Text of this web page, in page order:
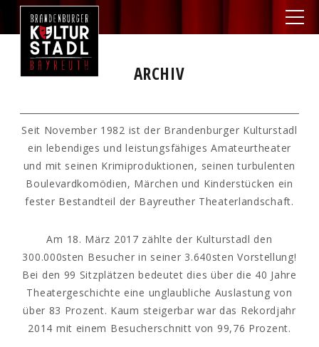
ARCHIV
Seit November 1982 ist der Brandenburger Kulturstadl
ein lebendiges und leistungsfähiges Amateurtheater
und mit seinen Krimiproduktionen, seinen turbulenten
Boulevardkomödien, Märchen und Kinderstücken ein
fester Bestandteil der Bayreuther Theaterlandschaft.
Am 18. März 2017 zählte der Kulturstadl den
300.000sten Besucher in seiner 3.640sten Vorstellung!
Bei den 99 Sitzplätzen bedeutet dies über die 40 Jahre
Theatergeschichte eine unglaubliche Auslastung von
über 83 Prozent. Kaum steigerbar war das Rekordjahr
2014 mit einem Besucherschnitt von 99,76 Prozent.